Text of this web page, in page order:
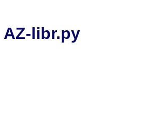
AZ-libr.ру